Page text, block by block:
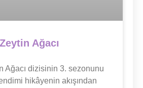
Zeytin Ağacı
Ağacı dizisinin 3. sezonunu
hikâyenin akışından